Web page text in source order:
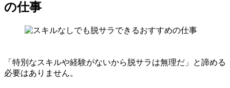
の仕事
「特別なスキルや経験がないから脱サラは無理だ」と諦める
必要はありません。